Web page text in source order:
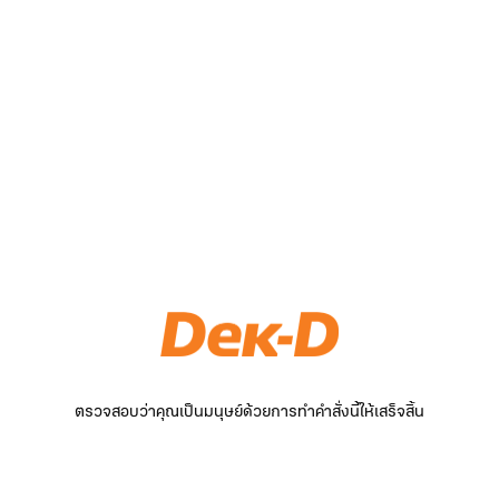
ตรวจสอบว่าคุณเป็นมนุษย์ด้วยการทำคำสั่งนี้ให้เสร็จสิ้น